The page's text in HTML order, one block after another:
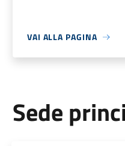
VAI ALLA PAGINA
Sede